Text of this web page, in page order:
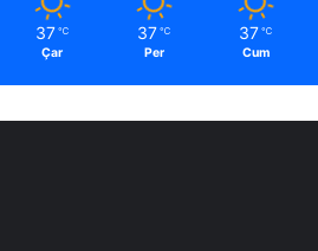
37 ℃
Çar
37 ℃
Per
37 ℃
Cum